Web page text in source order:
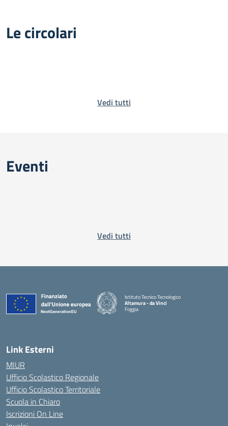
Le circolari
Vedi tutti
Eventi
Vedi tutti
Istituto Tecnico Tecnologico
Altamura - da Vinci
Foggia
— Visita la pagina iniziale della scuola
Link Esterni
MIUR
Ufficio Scolastico Regionale
Ufficio Scolastico Territoriale
Scuola in Chiaro
Iscrizioni On Line